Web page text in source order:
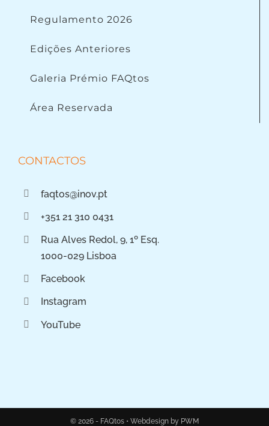
Regulamento 2026
Edições Anteriores
Galeria Prémio FAQtos
Área Reservada
CONTACTOS
faqtos@inov.pt
+351 21 310 0431
Rua Alves Redol, 9, 1º Esq.
1000-029 Lisboa
Facebook
Instagram
YouTube
© 2026 - FAQtos • Webdesign by PWM